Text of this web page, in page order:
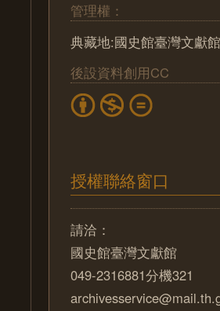
管理權：
典藏地:國史館臺灣文獻館
後設資料創用CC
授權聯絡窗口
請洽：
國史館臺灣文獻館
049-2316881分機321